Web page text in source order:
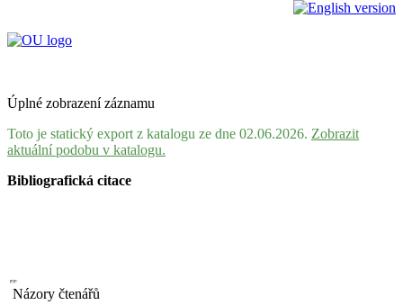
Úplné zobrazení záznamu
Toto je statický export z katalogu ze dne 02.06.2026. Zobrazit
aktuální podobu v katalogu.
Bibliografická citace
Názory čtenářů